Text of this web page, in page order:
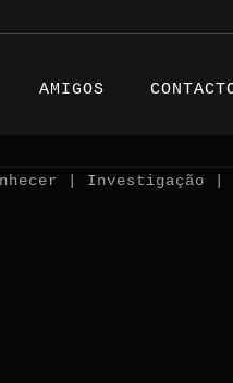
AMIGOS
| Investigação |